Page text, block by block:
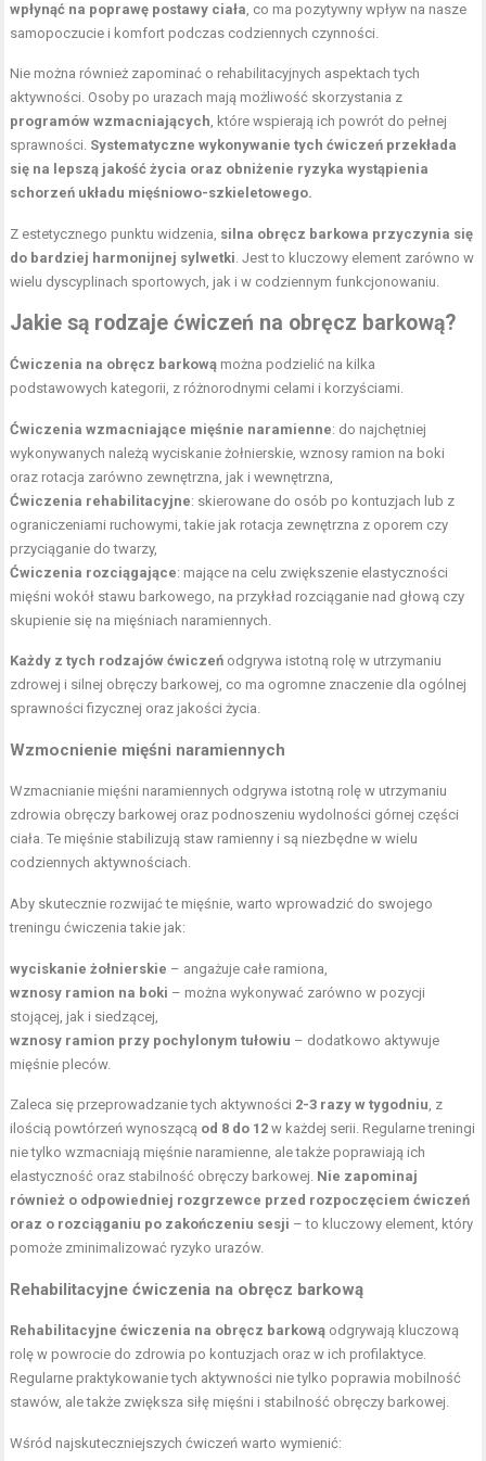
wpłynąć na poprawę postawy ciała, co ma pozytywny wpływ na nasze
samopoczucie i komfort podczas codziennych czynności.
Nie można również zapominać o rehabilitacyjnych aspektach tych
aktywności. Osoby po urazach mają możliwość skorzystania z
programów wzmacniających, które wspierają ich powrót do pełnej
sprawności. Systematyczne wykonywanie tych ćwiczeń przekłada
się na lepszą jakość życia oraz obniżenie ryzyka wystąpienia
schorzeń układu mięśniowo-szkieletowego.
Z estetycznego punktu widzenia, silna obręcz barkowa przyczynia się
do bardziej harmonijnej sylwetki. Jest to kluczowy element zarówno w
wielu dyscyplinach sportowych, jak i w codziennym funkcjonowaniu.
Jakie są rodzaje ćwiczeń na obręcz barkową?
Ćwiczenia na obręcz barkową można podzielić na kilka
podstawowych kategorii, z różnorodnymi celami i korzyściami.
Ćwiczenia wzmacniające mięśnie naramienne: do najchętniej
wykonywanych należą wyciskanie żołnierskie, wznosy ramion na boki
oraz rotacja zarówno zewnętrzna, jak i wewnętrzna,
Ćwiczenia rehabilitacyjne: skierowane do osób po kontuzjach lub z
ograniczeniami ruchowymi, takie jak rotacja zewnętrzna z oporem czy
przyciąganie do twarzy,
Ćwiczenia rozciągające: mające na celu zwiększenie elastyczności
mięśni wokół stawu barkowego, na przykład rozciąganie nad głową czy
skupienie się na mięśniach naramiennych.
Każdy z tych rodzajów ćwiczeń odgrywa istotną rolę w utrzymaniu
zdrowej i silnej obręczy barkowej, co ma ogromne znaczenie dla ogólnej
sprawności fizycznej oraz jakości życia.
Wzmocnienie mięśni naramiennych
Wzmacnianie mięśni naramiennych odgrywa istotną rolę w utrzymaniu
zdrowia obręczy barkowej oraz podnoszeniu wydolności górnej części
ciała. Te mięśnie stabilizują staw ramienny i są niezbędne w wielu
codziennych aktywnościach.
Aby skutecznie rozwijać te mięśnie, warto wprowadzić do swojego
treningu ćwiczenia takie jak:
wyciskanie żołnierskie – angażuje całe ramiona,
wznosy ramion na boki – można wykonywać zarówno w pozycji
stojącej, jak i siedzącej,
wznosy ramion przy pochylonym tułowiu – dodatkowo aktywuje
mięśnie pleców.
Zaleca się przeprowadzanie tych aktywności 2-3 razy w tygodniu, z
ilością powtórzeń wynoszącą od 8 do 12 w każdej serii. Regularne treningi
nie tylko wzmacniają mięśnie naramienne, ale także poprawiają ich
elastyczność oraz stabilność obręczy barkowej. Nie zapominaj
również o odpowiedniej rozgrzewce przed rozpoczęciem ćwiczeń
oraz o rozciąganiu po zakończeniu sesji – to kluczowy element, który
pomoże zminimalizować ryzyko urazów.
Rehabilitacyjne ćwiczenia na obręcz barkową
Rehabilitacyjne ćwiczenia na obręcz barkową odgrywają kluczową
rolę w powrocie do zdrowia po kontuzjach oraz w ich profilaktyce.
Regularne praktykowanie tych aktywności nie tylko poprawia mobilność
stawów, ale także zwiększa siłę mięśni i stabilność obręczy barkowej.
Wśród najskuteczniejszych ćwiczeń warto wymienić: